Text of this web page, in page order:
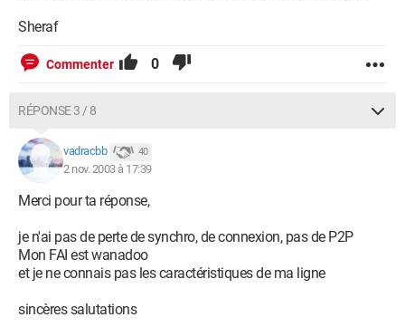
Sheraf
Commenter 0
RÉPONSE 3 / 8
vadracbb 40
2 nov. 2003 à 17:39
Merci pour ta réponse,
je n'ai pas de perte de synchro, de connexion, pas de P2P
Mon FAI est wanadoo
et je ne connais pas les caractéristiques de ma ligne
sincères salutations